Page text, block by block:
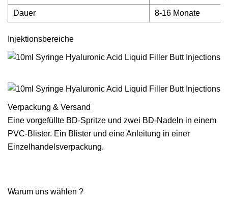
Dauer 8-16 Monate
Injektionsbereiche
Verpackung & Versand
Eine vorgefüllte BD-Spritze und zwei BD-Nadeln in einem
PVC-Blister. Ein Blister und eine Anleitung in einer
Einzelhandelsverpackung.
Warum uns wählen ?